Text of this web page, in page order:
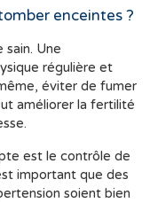
enceintes ?
Une
régulière et
éviter de fumer
améliorer la fertilité
est le contrôle de
important que des
soient bien